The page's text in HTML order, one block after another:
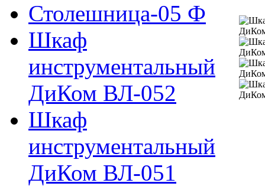
Столешница-05 Ф
Шкаф
инструментальный
ДиКом ВЛ-052
Шкаф
инструментальный
ДиКом ВЛ-051